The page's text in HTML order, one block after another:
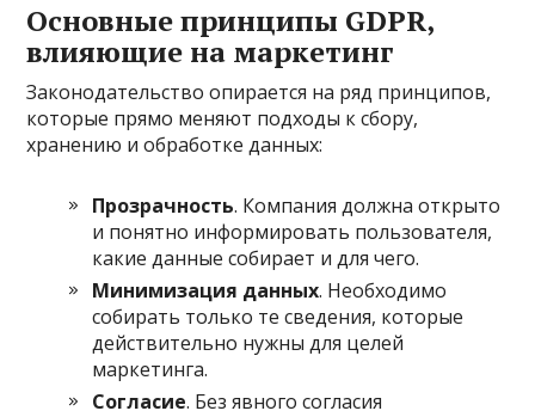
Основные принципы GDPR,
влияющие на маркетинг
Законодательство опирается на ряд принципов,
которые прямо меняют подходы к сбору,
хранению и обработке данных:
Прозрачность. Компания должна открыто
и понятно информировать пользователя,
какие данные собирает и для чего.
Минимизация данных. Необходимо
собирать только те сведения, которые
действительно нужны для целей
маркетинга.
Согласие. Без явного согласия